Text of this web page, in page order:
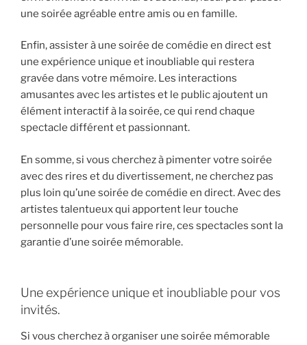
une soirée agréable entre amis ou en famille.
Enfin, assister à une soirée de comédie en direct est
une expérience unique et inoubliable qui restera
gravée dans votre mémoire. Les interactions
amusantes avec les artistes et le public ajoutent un
élément interactif à la soirée, ce qui rend chaque
spectacle différent et passionnant.
En somme, si vous cherchez à pimenter votre soirée
avec des rires et du divertissement, ne cherchez pas
plus loin qu’une soirée de comédie en direct. Avec des
artistes talentueux qui apportent leur touche
personnelle pour vous faire rire, ces spectacles sont la
garantie d’une soirée mémorable.
Une expérience unique et inoubliable pour vos
invités.
Si vous cherchez à organiser une soirée mémorable